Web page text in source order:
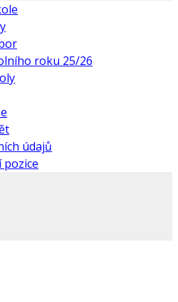
roku 25/26
údajů
pozice